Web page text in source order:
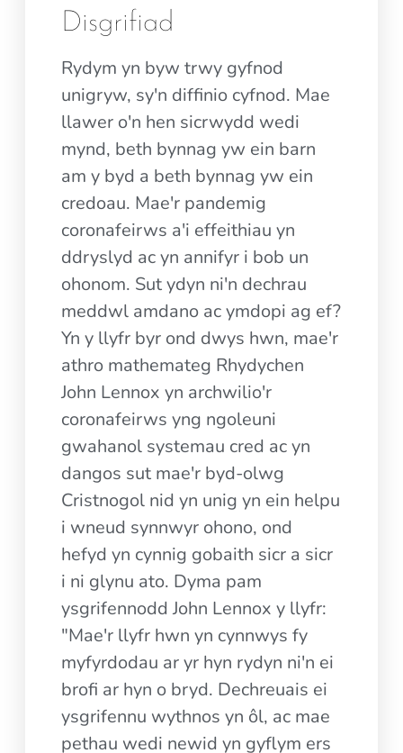
Disgrifiad
Rydym yn byw trwy gyfnod
unigryw, sy'n diffinio cyfnod. Mae
llawer o'n hen sicrwydd wedi
mynd, beth bynnag yw ein barn
am y byd a beth bynnag yw ein
credoau. Mae'r pandemig
coronafeirws a'i effeithiau yn
ddryslyd ac yn annifyr i bob un
ohonom. Sut ydyn ni'n dechrau
meddwl amdano ac ymdopi ag ef?
Yn y llyfr byr ond dwys hwn, mae'r
athro mathemateg Rhydychen
John Lennox yn archwilio'r
coronafeirws yng ngoleuni
gwahanol systemau cred ac yn
dangos sut mae'r byd-olwg
Cristnogol nid yn unig yn ein helpu
i wneud synnwyr ohono, ond
hefyd yn cynnig gobaith sicr a sicr
i ni glynu ato. Dyma pam
ysgrifennodd John Lennox y llyfr:
"Mae'r llyfr hwn yn cynnwys fy
myfyrdodau ar yr hyn rydyn ni'n ei
brofi ar hyn o bryd. Dechreuais ei
ysgrifennu wythnos yn ôl, ac mae
pethau wedi newid yn gyflym ers